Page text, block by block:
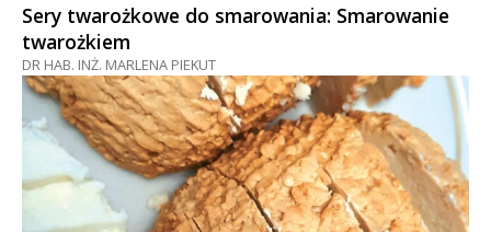
Sery twarożkowe do smarowania: Smarowanie
twarożkiem
DR HAB. INŻ. MARLENA PIEKUT